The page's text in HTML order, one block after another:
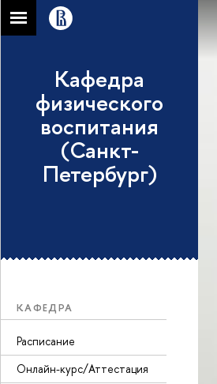
Кафедра
физического
воспитания
(Санкт-
Петербург)
КАФЕДРА
Расписание
Онлайн-курс/Аттестация